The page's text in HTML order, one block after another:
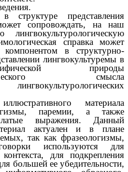
структуре представления
сопровождать, на наш
справка может
в структурно-
лингвокультуремы в
природы
смысла
материала
паремии, а также
выражения. Данный
актуален и в плане
так как фразеологизмы,
используются для
для подкрепления
большей ее убедительности,